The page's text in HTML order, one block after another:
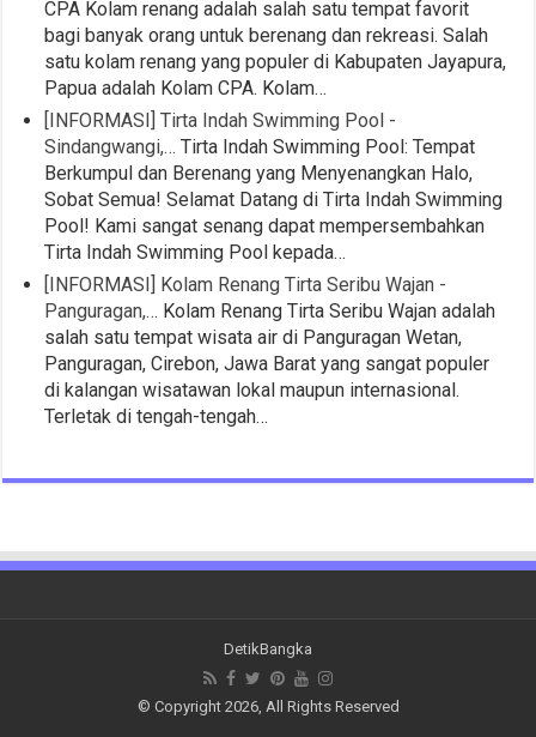
CPA Kolam renang adalah salah satu tempat favorit
bagi banyak orang untuk berenang dan rekreasi. Salah
satu kolam renang yang populer di Kabupaten Jayapura,
Papua adalah Kolam CPA. Kolam…
[INFORMASI] Tirta Indah Swimming Pool -
Sindangwangi,… Tirta Indah Swimming Pool: Tempat
Berkumpul dan Berenang yang Menyenangkan Halo,
Sobat Semua! Selamat Datang di Tirta Indah Swimming
Pool! Kami sangat senang dapat mempersembahkan
Tirta Indah Swimming Pool kepada…
[INFORMASI] Kolam Renang Tirta Seribu Wajan -
Panguragan,… Kolam Renang Tirta Seribu Wajan adalah
salah satu tempat wisata air di Panguragan Wetan,
Panguragan, Cirebon, Jawa Barat yang sangat populer
di kalangan wisatawan lokal maupun internasional.
Terletak di tengah-tengah…
DetikBangka
© Copyright 2026, All Rights Reserved